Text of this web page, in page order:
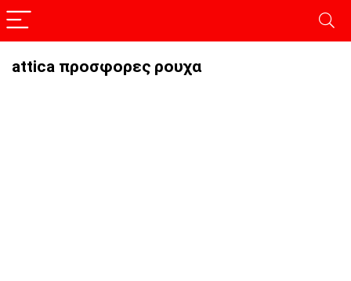
attica προσφορες ρουχα